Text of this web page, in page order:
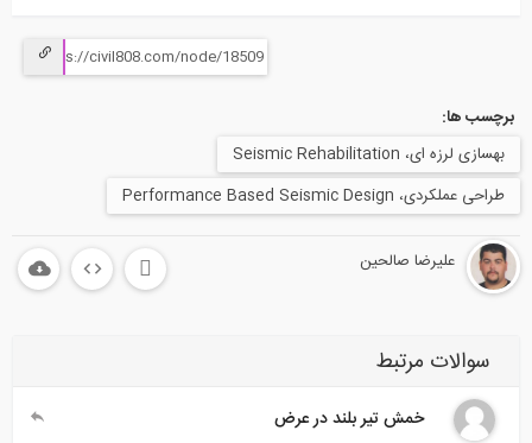
برچسب ها:
بهسازی لرزه ای، Seismic Rehabilitation
طراحی عملکردی، Performance Based Seismic Design
علیرضا صالحین
سوالات مرتبط
خمش تیر بلند در عرض